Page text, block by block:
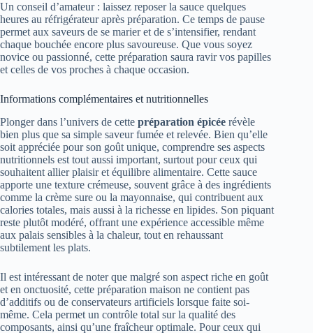
Un conseil d’amateur : laissez reposer la sauce quelques
heures au réfrigérateur après préparation. Ce temps de pause
permet aux saveurs de se marier et de s’intensifier, rendant
chaque bouchée encore plus savoureuse. Que vous soyez
novice ou passionné, cette préparation saura ravir vos papilles
et celles de vos proches à chaque occasion.
Informations complémentaires et nutritionnelles
Plonger dans l’univers de cette préparation épicée révèle
bien plus que sa simple saveur fumée et relevée. Bien qu’elle
soit appréciée pour son goût unique, comprendre ses aspects
nutritionnels est tout aussi important, surtout pour ceux qui
souhaitent allier plaisir et équilibre alimentaire. Cette sauce
apporte une texture crémeuse, souvent grâce à des ingrédients
comme la crème sure ou la mayonnaise, qui contribuent aux
calories totales, mais aussi à la richesse en lipides. Son piquant
reste plutôt modéré, offrant une expérience accessible même
aux palais sensibles à la chaleur, tout en rehaussant
subtilement les plats.
Il est intéressant de noter que malgré son aspect riche en goût
et en onctuosité, cette préparation maison ne contient pas
d’additifs ou de conservateurs artificiels lorsque faite soi-
même. Cela permet un contrôle total sur la qualité des
composants, ainsi qu’une fraîcheur optimale. Pour ceux qui